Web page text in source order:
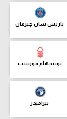
باريس سان جيرمان
نوتنجهام فورست
بيراميدز